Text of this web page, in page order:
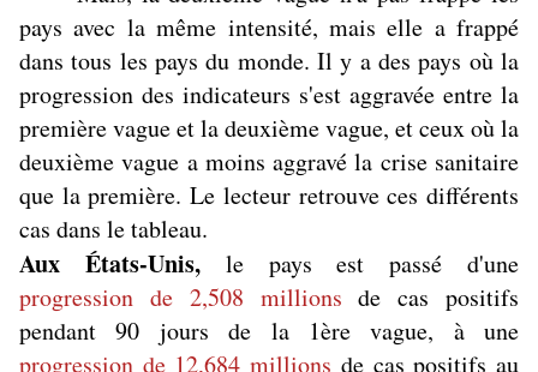
pays avec la même intensité, mais elle a frappé
dans tous les pays du monde. Il y a des pays où la
progression des indicateurs s'est aggravée entre la
première vague et la deuxième vague, et ceux où la
deuxième vague a moins aggravé la crise sanitaire
que la première. Le lecteur retrouve ces différents
cas dans le tableau.
Aux États-Unis, le pays est passé d'une
progression de 2,508 millions de cas positifs
pendant 90 jours de la 1ère vague, à une
progression de 12,684 millions de cas positifs au